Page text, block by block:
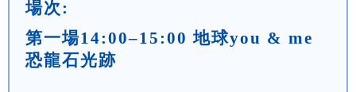
場次:
第一場14:00–15:00 地球you & me
恐龍石光跡